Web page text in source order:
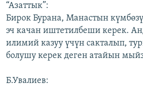
“Азаттык”:
Бирок Бурана, Манастын
эч качан иштетилбеши керек.
илимий казуу үчүн сакталып,
болушу керек деген атайын
Б.Увалиев: